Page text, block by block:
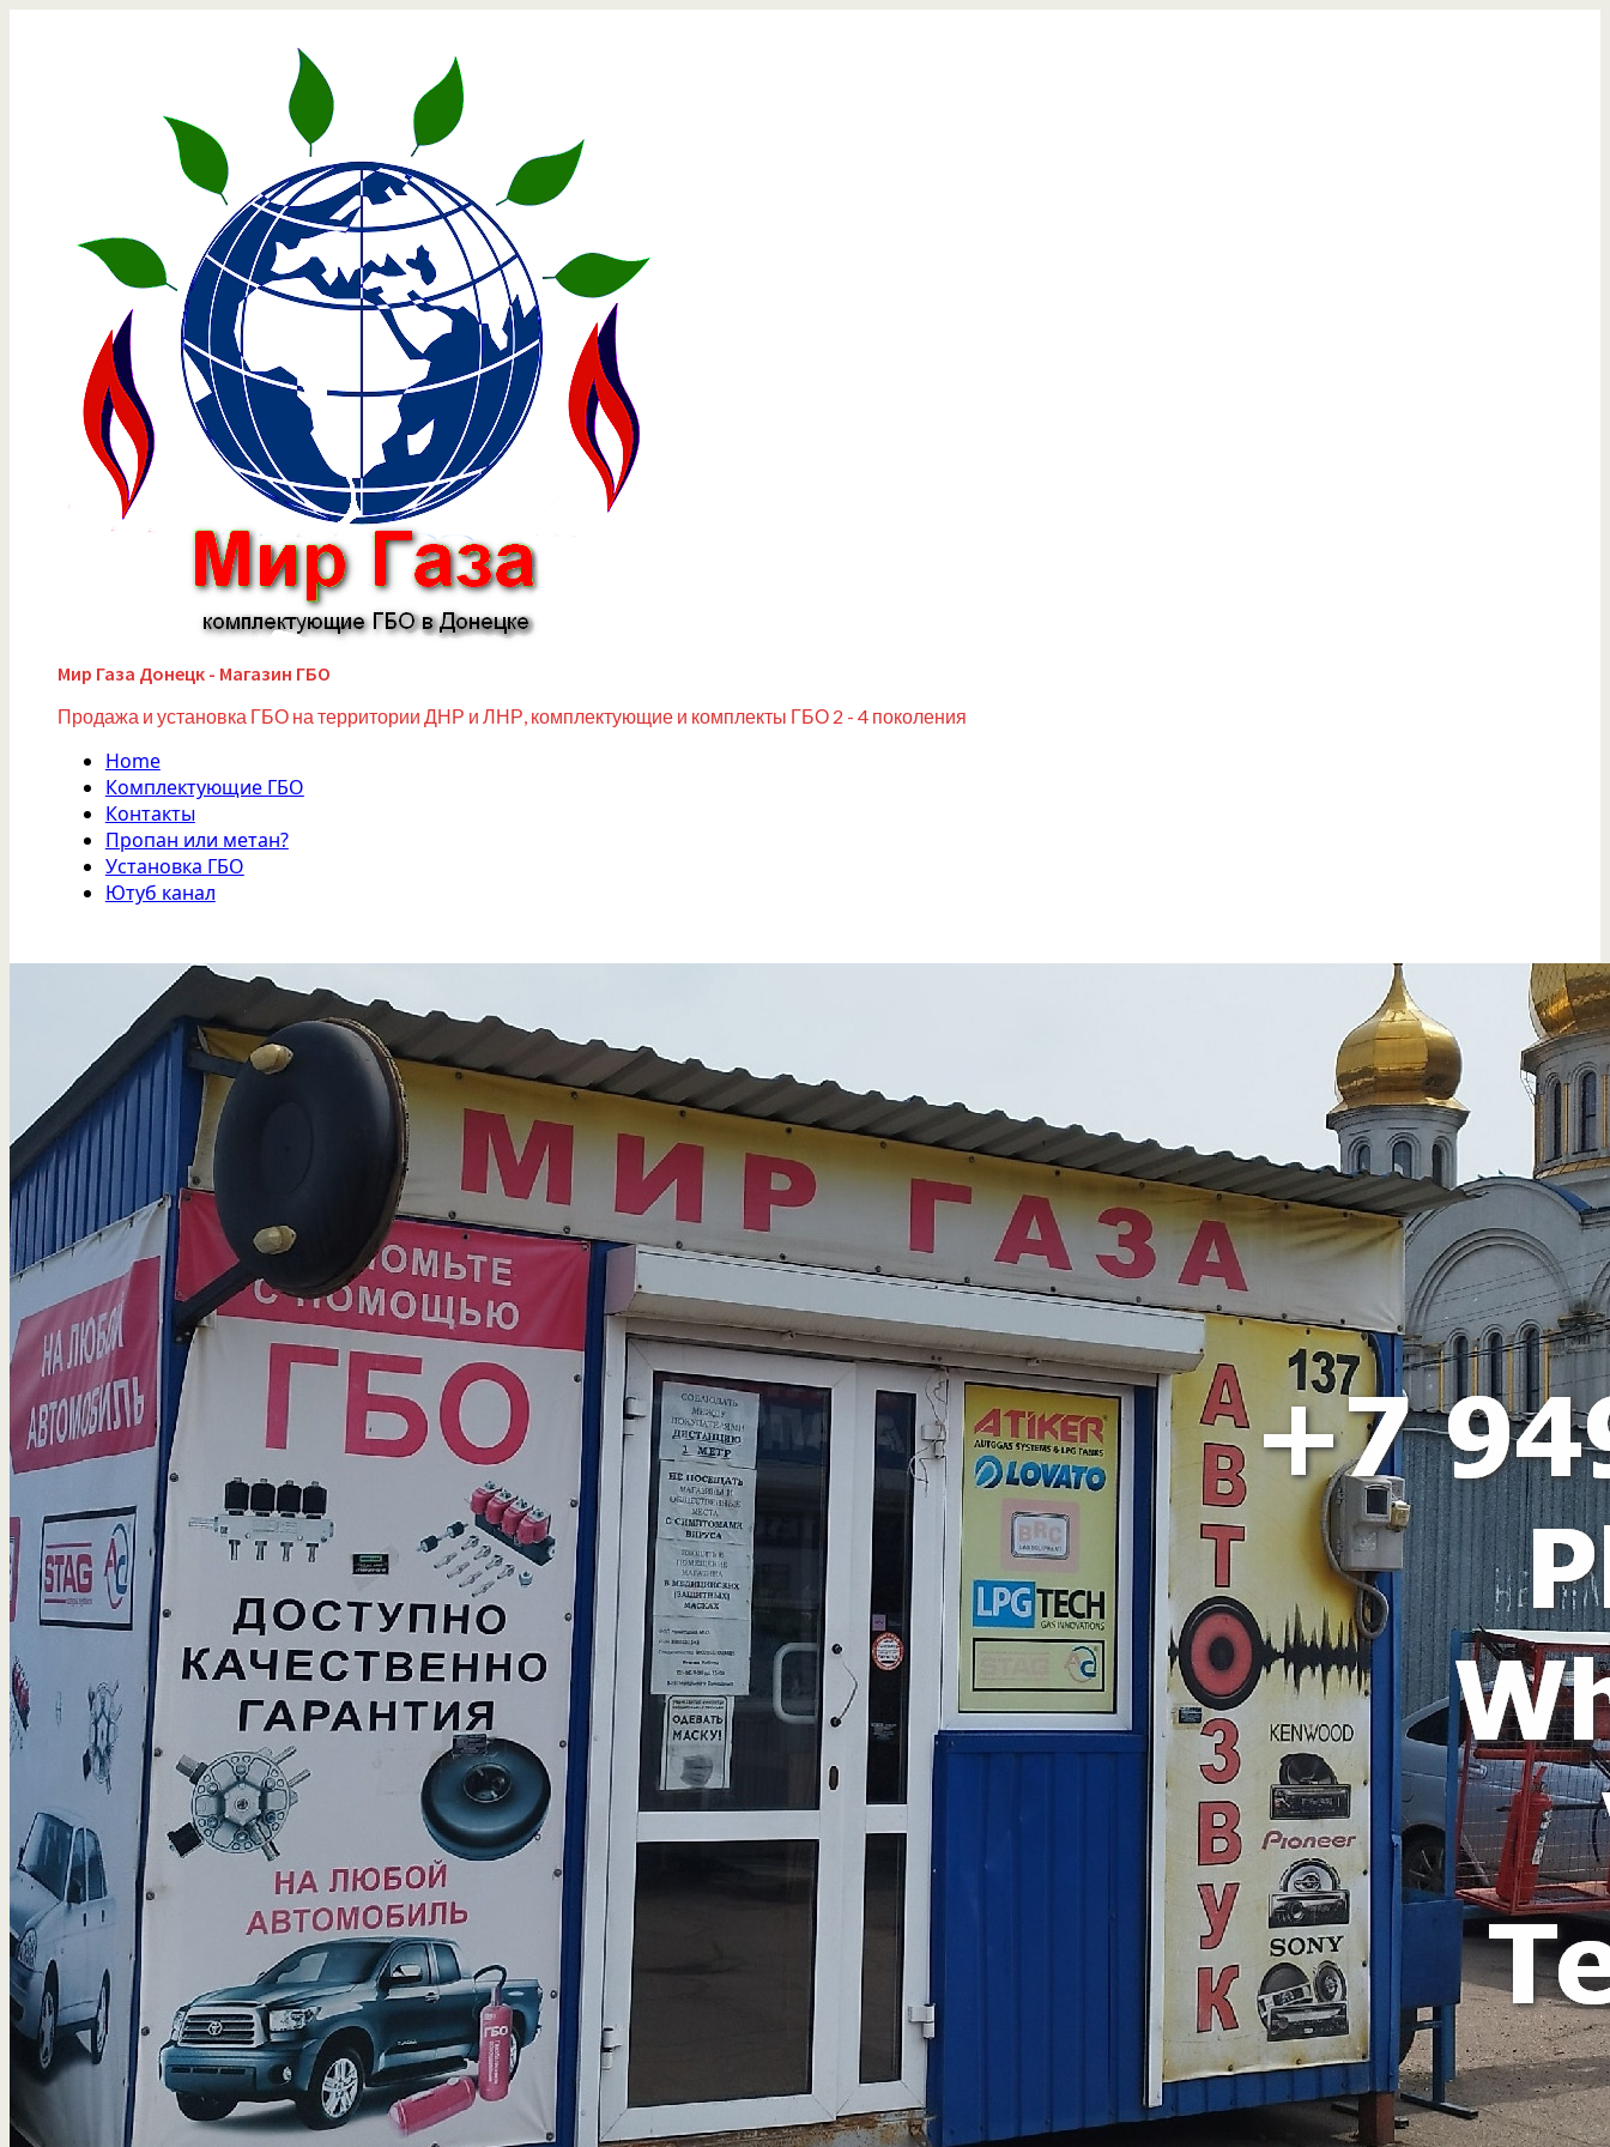
Мир Газа Донецк - Магазин ГБО
Продажа и установка ГБО на территории ДНР и ЛНР, комплектующие и комплекты ГБО 2 - 4 поколения
Home
Комплектующие ГБО
Контакты
Пропан или метан?
Установка ГБО
Ютуб канал